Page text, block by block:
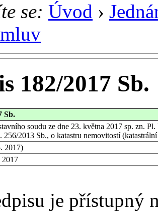
se: Úvod ›
182/2017 Sb.
Sb.
soudu ze dne 23. května 2017 sp. zn.
256/2013 Sb., o katastru nemovitostí
2017)
2017
je přístupný